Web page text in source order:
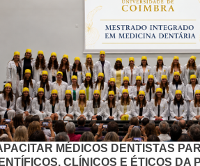
MÉDICOS DENTISTAS
CLÍNICOS E ÉTICOS DA